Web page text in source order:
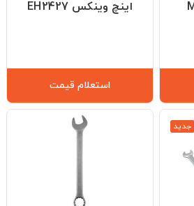
اینچ وینکس EH2427
استعلام قیمت
جدید